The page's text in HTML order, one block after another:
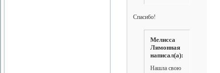
Спасибо!
Мелисса
Лимонная
написал(а):
Нашла свою